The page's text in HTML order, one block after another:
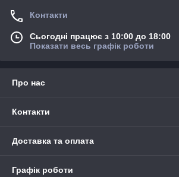
Контакти
Сьогодні працює з 10:00 до 18:00
Показати весь графік роботи
Про нас
Контакти
Доставка та оплата
Графік роботи